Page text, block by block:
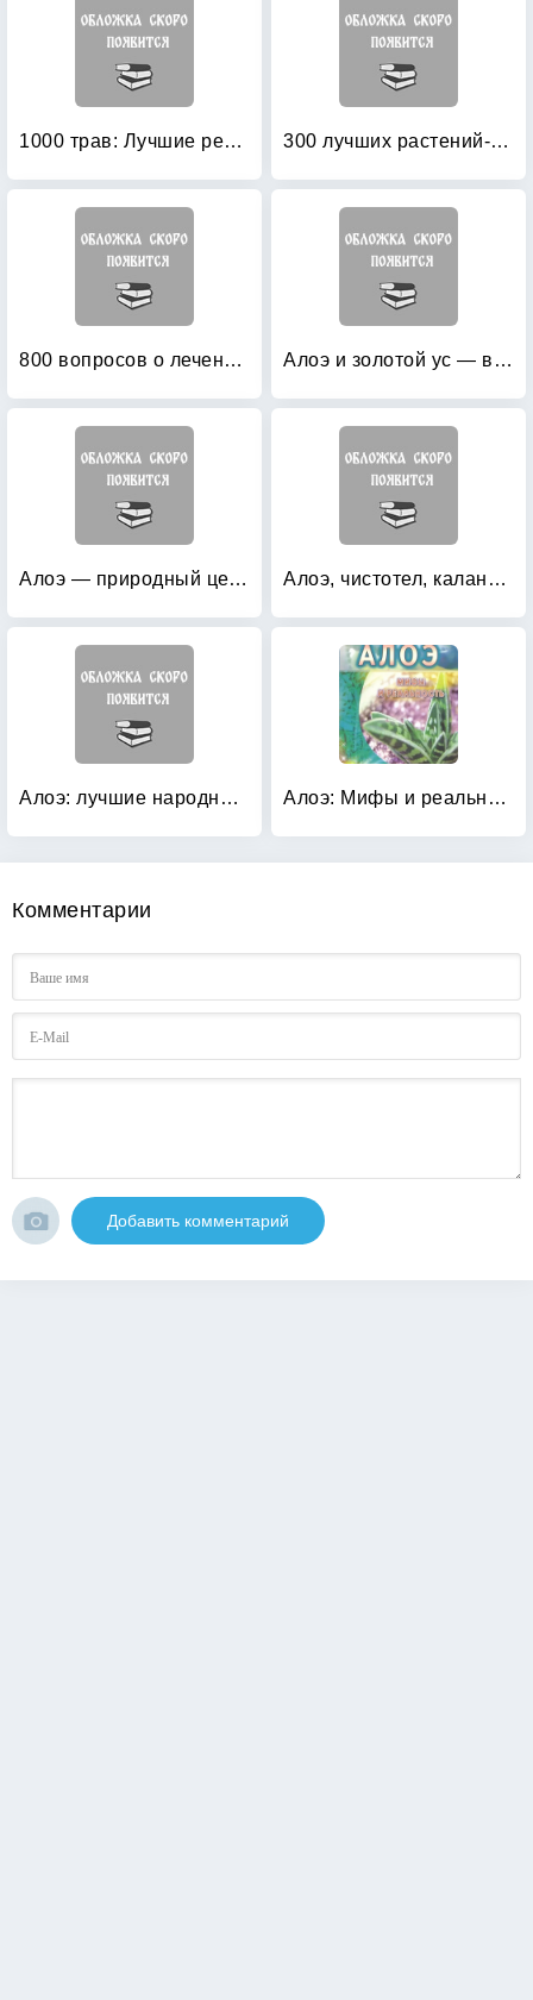
1000 трав: Лучшие рецепты народной медицины 300 лучших растений-целителей
800 вопросов о лечении травами: 799 ответов на них Алоэ и золотой ус — ваши целители
Алоэ — природный целитель Алоэ, чистотел, каланхоэ: Лучшие рецепты народной медицины
Алоэ: лучшие народные рецепты лечения заболеваний Алоэ: Мифы и реальность
Комментарии